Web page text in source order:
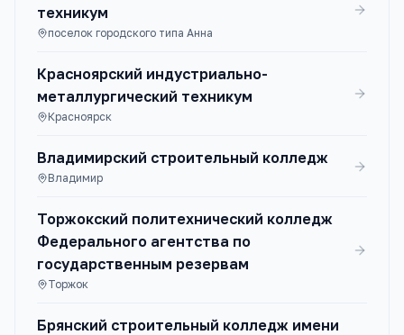
техникум
поселок городского типа Анна
Красноярский индустриально-
металлургический техникум
Красноярск
Владимирский строительный колледж
Владимир
Торжокский политехнический колледж
Федерального агентства по
государственным резервам
Торжок
Брянский строительный колледж имени